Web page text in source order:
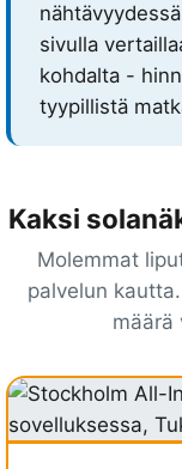
sivulla
kohdalta -
tyypillistä
Kaksi
Molemmat
palvelun
määrä